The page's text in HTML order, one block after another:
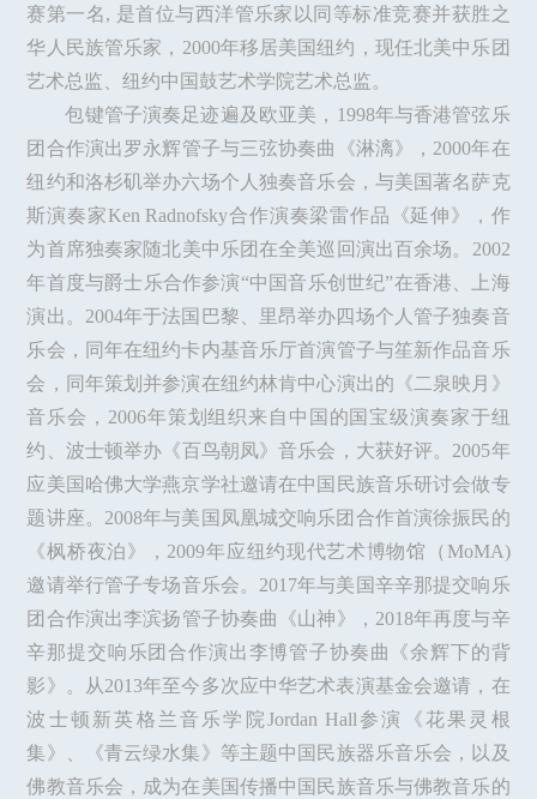
赛第一名, 是首位与西洋管乐家以同等标准竞赛并获胜之
华人民族管乐家，2000年移居美国纽约，现任北美中乐团
艺术总监、纽约中国鼓艺术学院艺术总监。
包键管子演奏足迹遍及欧亚美，1998年与香港管弦乐
团合作演出罗永辉管子与三弦协奏曲《淋漓》，2000年在
纽约和洛杉矶举办六场个人独奏音乐会，与美国著名萨克
斯演奏家Ken Radnofsky合作演奏梁雷作品《延伸》，作
为首席独奏家随北美中乐团在全美巡回演出百余场。2002
年首度与爵士乐合作参演“中国音乐创世纪”在香港、上海
演出。2004年于法国巴黎、里昂举办四场个人管子独奏音
乐会，同年在纽约卡内基音乐厅首演管子与笙新作品音乐
会，同年策划并参演在纽约林肯中心演出的《二泉映月》
音乐会，2006年策划组织来自中国的国宝级演奏家于纽
约、波士顿举办《百鸟朝凤》音乐会，大获好评。2005年
应美国哈佛大学燕京学社邀请在中国民族音乐研讨会做专
题讲座。2008年与美国凤凰城交响乐团合作首演徐振民的
《枫桥夜泊》，2009年应纽约现代艺术博物馆（MoMA)
邀请举行管子专场音乐会。2017年与美国辛辛那提交响乐
团合作演出李滨扬管子协奏曲《山神》，2018年再度与辛
辛那提交响乐团合作演出李博管子协奏曲《余辉下的背
影》。从2013年至今多次应中华艺术表演基金会邀请，在
波士顿新英格兰音乐学院Jordan Hall参演《花果灵根
集》、《青云绿水集》等主题中国民族器乐音乐会，以及
佛教音乐会，成为在美国传播中国民族音乐与佛教音乐的